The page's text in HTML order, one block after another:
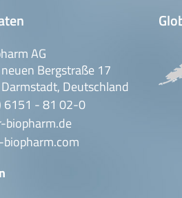
AG
Bergstraße 17
Deutschland
6151 - 81 02-0
biopharm.de